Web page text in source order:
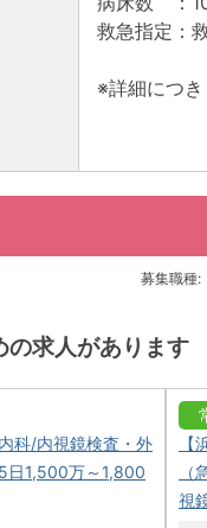
救急指定：
※詳細につき
募集職種:
の求人があります
科/内視鏡検査・外
日1,500万～1,800
視